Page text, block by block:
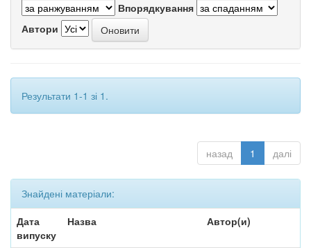
Впорядкування
Автори
Результати 1-1 зі 1.
назад 1 далі
Знайдені матеріали:
Дата
випуску
Назва Автор(и)